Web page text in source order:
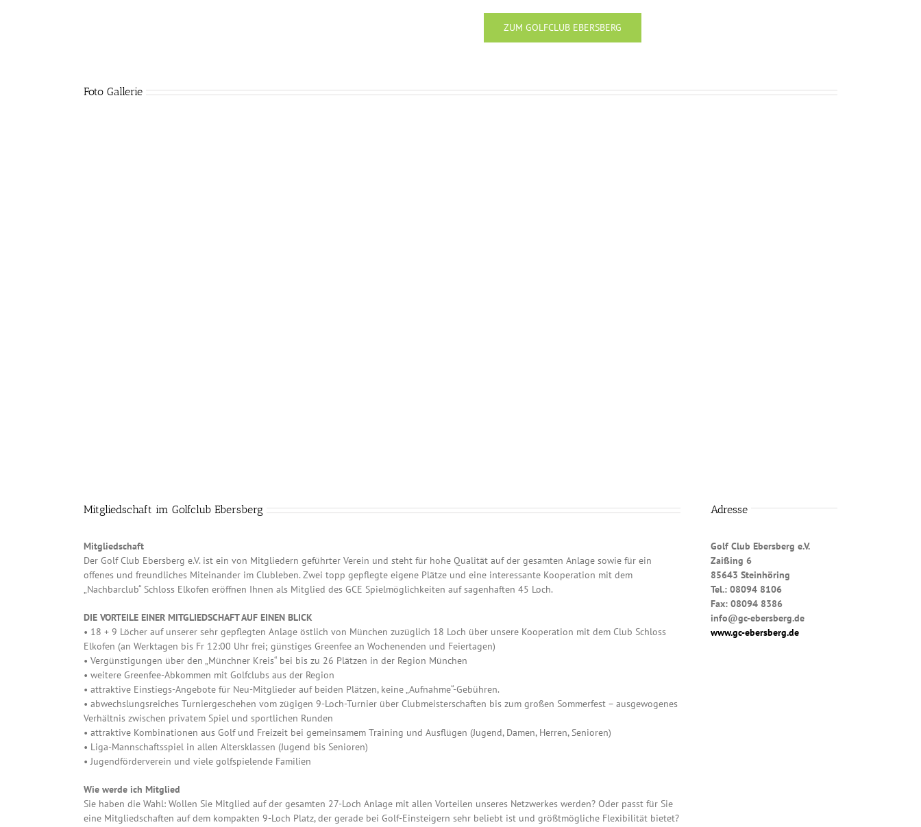
ZUM GOLFCLUB EBERSBERG
Foto Gallerie
Mitgliedschaft im Golfclub Ebersberg
Mitgliedschaft
Der Golf Club Ebersberg e.V. ist ein von Mitgliedern geführter Verein und steht für hohe Qualität auf der gesamten Anlage sowie für ein
offenes und freundliches Miteinander im Clubleben. Zwei topp gepflegte eigene Plätze und eine interessante Kooperation mit dem
„Nachbarclub“ Schloss Elkofen eröffnen Ihnen als Mitglied des GCE Spielmöglichkeiten auf sagenhaften 45 Loch.
DIE VORTEILE EINER MITGLIEDSCHAFT AUF EINEN BLICK
• 18 + 9 Löcher auf unserer sehr gepflegten Anlage östlich von München zuzüglich 18 Loch über unsere Kooperation mit dem Club Schloss
Elkofen (an Werktagen bis Fr 12:00 Uhr frei; günstiges Greenfee an Wochenenden und Feiertagen)
• Vergünstigungen über den „Münchner Kreis“ bei bis zu 26 Plätzen in der Region München
• weitere Greenfee-Abkommen mit Golfclubs aus der Region
• attraktive Einstiegs-Angebote für Neu-Mitglieder auf beiden Plätzen, keine „Aufnahme“-Gebühren.
• abwechslungsreiches Turniergeschehen vom zügigen 9-Loch-Turnier über Clubmeisterschaften bis zum großen Sommerfest – ausgewogenes
Verhältnis zwischen privatem Spiel und sportlichen Runden
• attraktive Kombinationen aus Golf und Freizeit bei gemeinsamem Training und Ausflügen (Jugend, Damen, Herren, Senioren)
• Liga-Mannschaftsspiel in allen Altersklassen (Jugend bis Senioren)
• Jugendförderverein und viele golfspielende Familien
Wie werde ich Mitglied
Sie haben die Wahl: Wollen Sie Mitglied auf der gesamten 27-Loch Anlage mit allen Vorteilen unseres Netzwerkes werden? Oder passt für Sie
eine Mitgliedschaften auf dem kompakten 9-Loch Platz, der gerade bei Golf-Einsteigern sehr beliebt ist und größtmögliche Flexibilität bietet?
Adresse
Golf Club Ebersberg e.V.
Zaißing 6
85643 Steinhöring
Tel.: 08094 8106
Fax: 08094 8386
info@gc-ebersberg.de
www.gc-ebersberg.de